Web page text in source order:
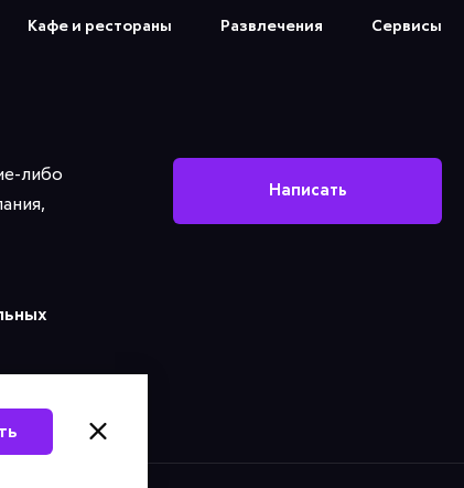
Кафе и рестораны Развлечения Сервисы
либо
Написать